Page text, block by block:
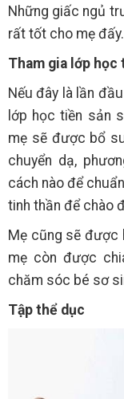
Những giấc ngủ
rất tốt cho mẹ đấy.
Tham gia lớp học
Nếu đây là lần
lớp học tiền sản
mẹ sẽ được bổ
chuyển dạ,
cách nào để
tinh thần để chào
Mẹ cũng sẽ được
mẹ còn được
chăm sóc bé sơ
Tập thể dục